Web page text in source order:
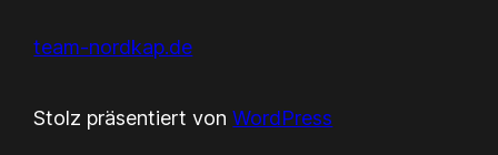
team-nordkap.de
Stolz präsentiert vonWordPress